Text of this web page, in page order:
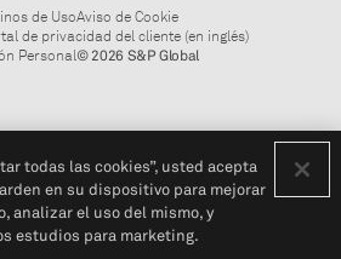
de UsoAviso de Cookie
de privacidad del cliente (en inglés)
Personal© 2026 S&P Global
todas las cookies”, usted acepta
en su dispositivo para mejorar
analizar el uso del mismo, y
estudios para marketing.